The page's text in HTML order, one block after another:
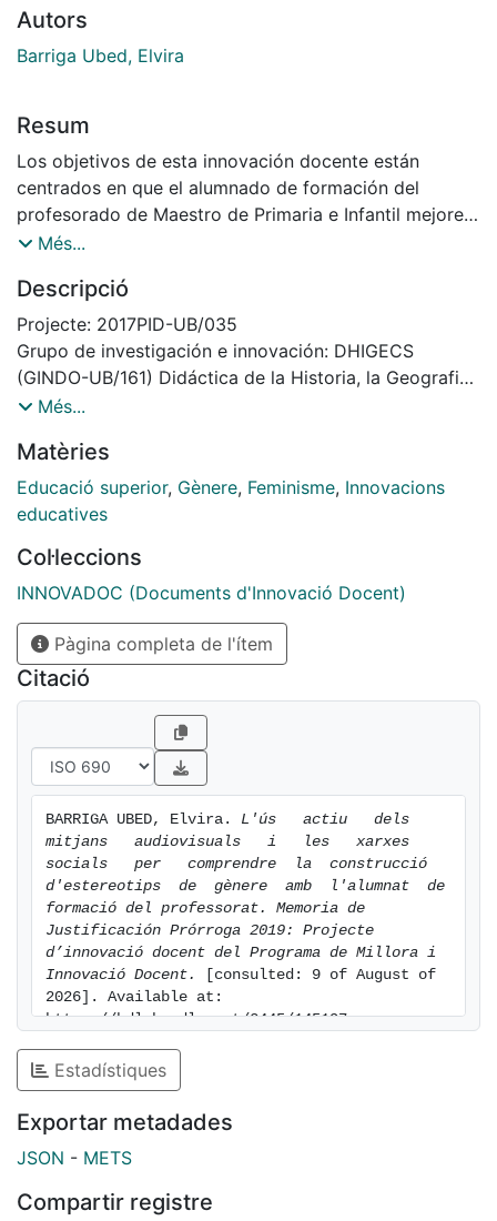
Autors
Barriga Ubed, Elvira
Resum
Los objetivos de esta innovación docente están
centrados en que el alumnado de formación del
profesorado de Maestro de Primaria e Infantil mejoren
en sus capacidades para: 1) Reflexionar sobre el
construcción de estereotipos en la infancia; 2) Crear
propuestas creativas audiovisuales que superen los
prejuicios de género; 3) Diseñar una estrategia política
que fomente la igualdad de oportunidades de genero
mediante la utilización de los medios audiovisuales y
Més...
Descripció
Projecte: 2017PID-UB/035
Grupo de investigación e innovación: DHIGECS
(GINDO-UB/161) Didáctica de la Historia, la Geografia
y otras Ciencias Sociales
Més...
Matèries
Educació superior, Gènere, Feminisme, Innovacions
educatives
Col·leccions
INNOVADOC (Documents d'Innovació Docent)
Pàgina completa de l'ítem
Citació
BARRIGA UBED, Elvira. L'ús   actiu   dels
mitjans   audiovisuals   i   les   xarxes
socials   per   comprendre  la  construcció
d'estereotips  de  gènere  amb  l'alumnat  de
formació del professorat. Memoria de
Justificación Prórroga 2019: Projecte
d’innovació docent del Programa de Millora i
Innovació Docent.
[consulted: 9 of August of
2026]. Available at:
https://hdl.handle.net/2445/145197
Estadístiques
Exportar metadades
JSON - METS
Compartir registre